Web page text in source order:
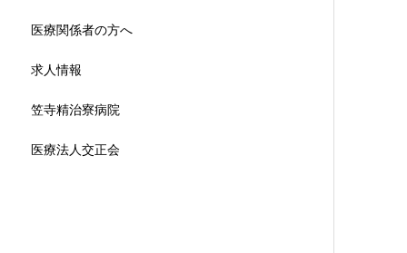
医療関係者の方へ
求人情報
笠寺精治寮病院
医療法人交正会